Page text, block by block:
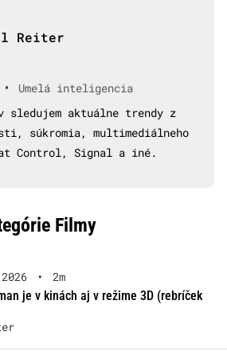
Reiter
•
Umelá inteligencia
sledujem aktuálne trendy z
súkromia, multimediálneho
Control, Signal a iné.
Filmy
•
2m
je v kinách aj v režime 3D (rebríček